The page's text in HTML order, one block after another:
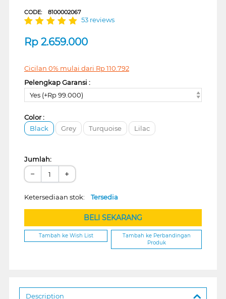
CODE: 8100002067
53 reviews
Rp 2.659.000
Cicilan 0% mulai dari Rp110.792
Pelengkap Garansi :
Yes (+Rp 99.000)
Color :
Black
Grey Turquoise Lilac
Jumlah:
− +
Ketersediaan stok: Tersedia
BELI SEKARANG
Tambah ke Wish List
Tambah ke Perbandingan
Produk
Description